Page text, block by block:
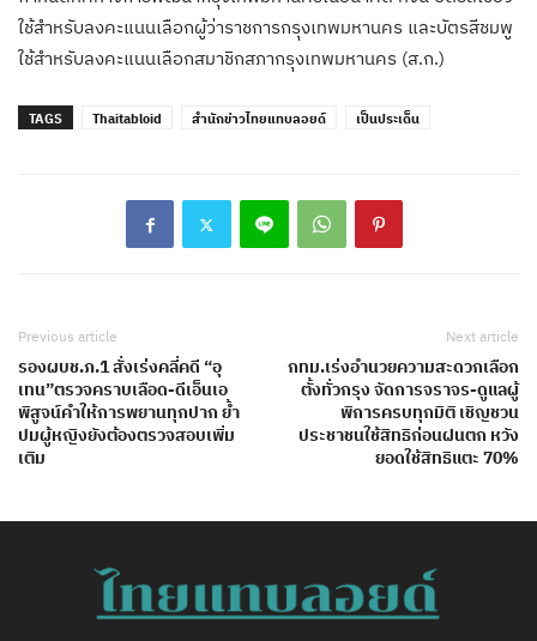
ใช้สำหรับลงคะแนนเลือกผู้ว่าราชการกรุงเทพมหานคร และบัตรสีชมพู
ใช้สำหรับลงคะแนนเลือกสมาชิกสภากรุงเทพมหานคร (ส.ก.)
TAGS Thaitabloid สำนักข่าวไทยแทบลอยด์ เป็นประเด็น
Previous article
รองผบช.ภ.1 สั่งเร่งคลี่คดี “อุ
เทน”ตรวจคราบเลือด-ดีเอ็นเอ
พิสูจน์คำให้การพยานทุกปาก ย้ำ
ปมผู้หญิงยังต้องตรวจสอบเพิ่ม
เติม
Next article
กทม.เร่งอำนวยความสะดวกเลือก
ตั้งทั่วกรุง จัดการจราจร-ดูแลผู้
พิการครบทุกมิติ เชิญชวน
ประชาชนใช้สิทธิก่อนฝนตก หวัง
ยอดใช้สิทธิแตะ 70%